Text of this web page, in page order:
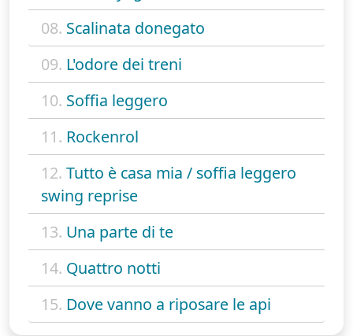
08. Scalinata donegato
09. L'odore dei treni
10. Soffia leggero
11. Rockenrol
12. Tutto è casa mia / soffia leggero
swing reprise
13. Una parte di te
14. Quattro notti
15. Dove vanno a riposare le api